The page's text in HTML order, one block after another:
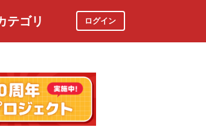
テゴリ ログイン